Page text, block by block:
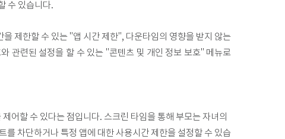
수 있습니다.
제한할 수 있는 "앱 시간 제한", 다운타임의 영향을 받지 않는
관련된 설정을 할 수 있는 "콘텐츠 및 개인 정보 보호" 메뉴로
어할 수 있다는 점입니다. 스크린 타임을 통해 부모는 자녀의
를 차단하거나 특정 앱에 대한 사용시간 제한을 설정할 수 있습